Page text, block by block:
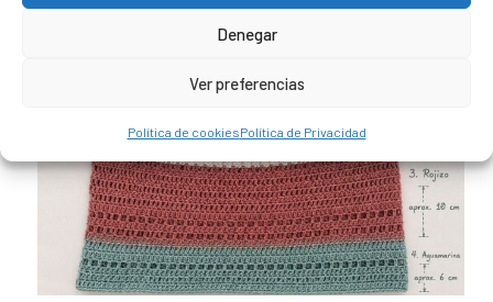
Denegar
Ver preferencias
Política de cookiesPolítica de Privacidad